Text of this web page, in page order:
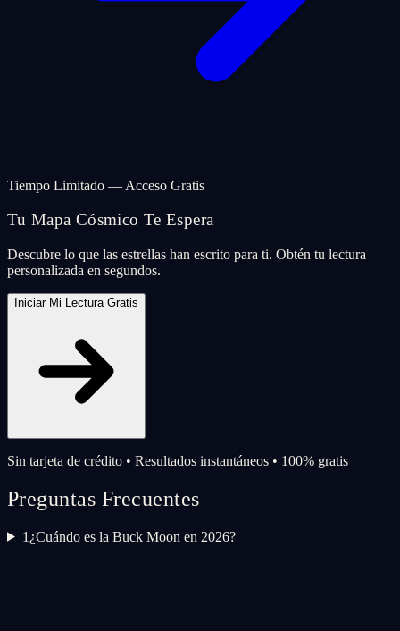
Tiempo Limitado — Acceso Gratis
Tu Mapa Cósmico Te Espera
Descubre lo que las estrellas han escrito para ti. Obtén tu lectura
personalizada en segundos.
Iniciar Mi Lectura Gratis
Sin tarjeta de crédito • Resultados instantáneos • 100% gratis
Preguntas Frecuentes
1 ¿Cuándo es la Buck Moon en 2026?